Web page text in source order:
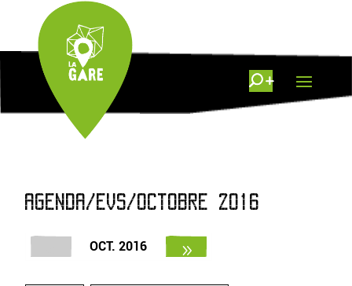
AGENDA/EVS/OCTOBRE 2016
OCT. 2016